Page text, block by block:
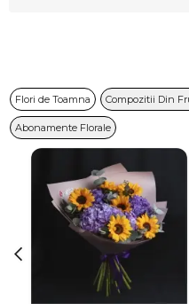
Flori de Toamna Compozitii Din
Abonamente Florale